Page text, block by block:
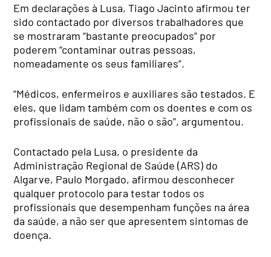
Em declarações à Lusa, Tiago Jacinto afirmou ter
sido contactado por diversos trabalhadores que
se mostraram “bastante preocupados” por
poderem “contaminar outras pessoas,
nomeadamente os seus familiares”.
“Médicos, enfermeiros e auxiliares são testados. E
eles, que lidam também com os doentes e com os
profissionais de saúde, não o são”, argumentou.
Contactado pela Lusa, o presidente da
Administração Regional de Saúde (ARS) do
Algarve, Paulo Morgado, afirmou desconhecer
qualquer protocolo para testar todos os
profissionais que desempenham funções na área
da saúde, a não ser que apresentem sintomas de
doença.